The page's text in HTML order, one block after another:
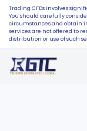
Trading CFDs involves
You should carefully
circumstances and obtain
services are not offered to
distribution or use of such